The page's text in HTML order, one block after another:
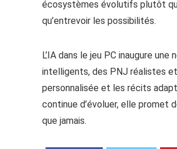
écosystèmes évolutifs plutôt
qu’entrevoir les possibilités.
L’IA dans le jeu PC inaugure
intelligents, des PNJ réalistes
personnalisée et les récits
continue d’évoluer, elle promet
que jamais.